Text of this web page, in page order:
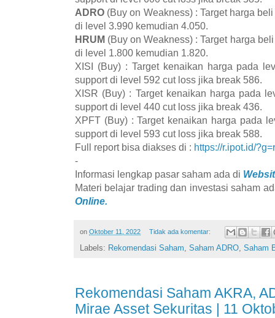
ADRO (Buy on Weakness) : Target harga
di level 3.990 kemudian 4.050.
HRUM (Buy on Weakness) : Target harga
di level 1.800 kemudian 1.820.
XISI (Buy) : Target kenaikan harga pada
support di level 592 cut loss jika break 586.
XISR (Buy) : Target kenaikan harga pada
support di level 440 cut loss jika break 436.
XPFT (Buy) : Target kenaikan harga pada
support di level 593 cut loss jika break 588.
Full report bisa diakses di : https://r.ipot.id/
-
Informasi lengkap pasar saham ada di
Materi belajar trading dan investasi saham
Online.
on Oktober 11, 2022 Tidak ada komentar:
Labels: Rekomendasi Saham, Saham ADRO, Saham
Rekomendasi Saham AKRA,
Mirae Asset Sekuritas | 11